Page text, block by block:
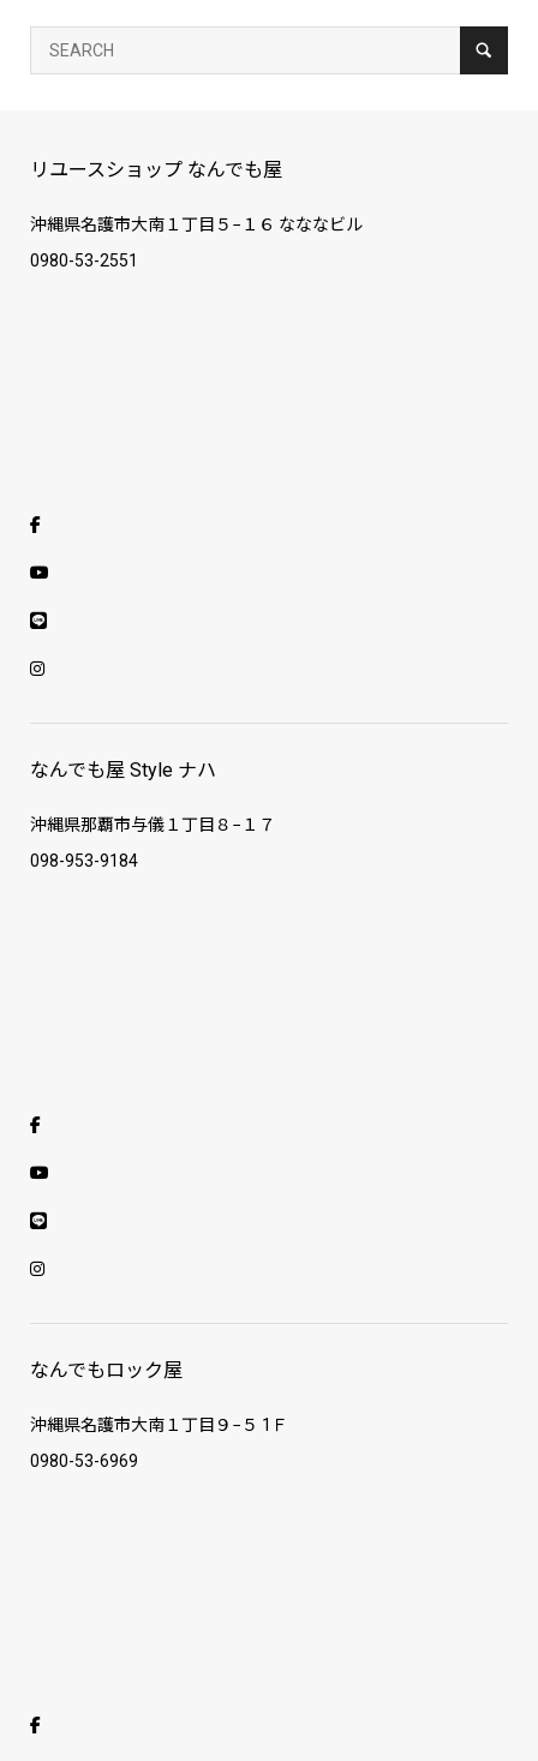
リユースショップ なんでも屋
沖縄県名護市大南１丁目５−１６ なななビル
0980-53-2551
なんでも屋 Style ナハ
沖縄県那覇市与儀１丁目８−１７
098-953-9184
なんでもロック屋
沖縄県名護市大南１丁目９−５ 1Ｆ
0980-53-6969